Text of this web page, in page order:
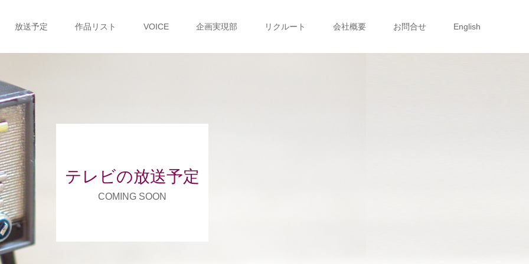
放送予定 作品リスト VOICE 企画実現部 リクルート 会社概要 お問合せ English
テレビの放送予定
COMING SOON